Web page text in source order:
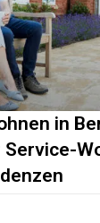
in